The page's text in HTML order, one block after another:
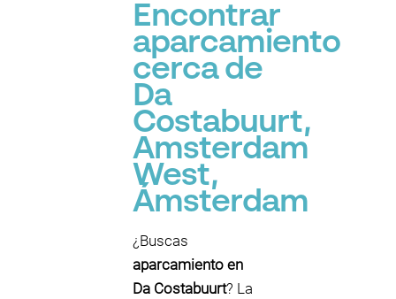
P
Encontrar
aparcamiento
cerca de
Da
Costabuurt,
Amsterdam
West,
Ámsterdam
¿Buscas
aparcamiento en
Da Costabuurt? La